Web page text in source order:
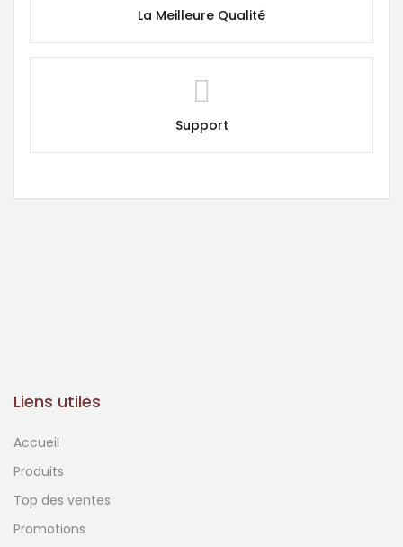
La Meilleure Qualité
Support
Liens utiles
Accueil
Produits
Top des ventes
Promotions